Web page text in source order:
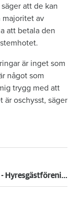
att de kan
majoritet av
att betala den
är inget som
något som
trygg med att
är oschysst, säger
Höjd hyra trots dålig skötsel - Hyresgästföreningen uppmanar boende att inte betala